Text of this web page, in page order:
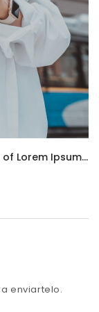
Lorem Ipsum...
enviartelo.